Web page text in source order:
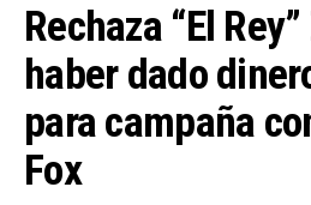
Rechaza “El
haber dado
para campaña
Fox